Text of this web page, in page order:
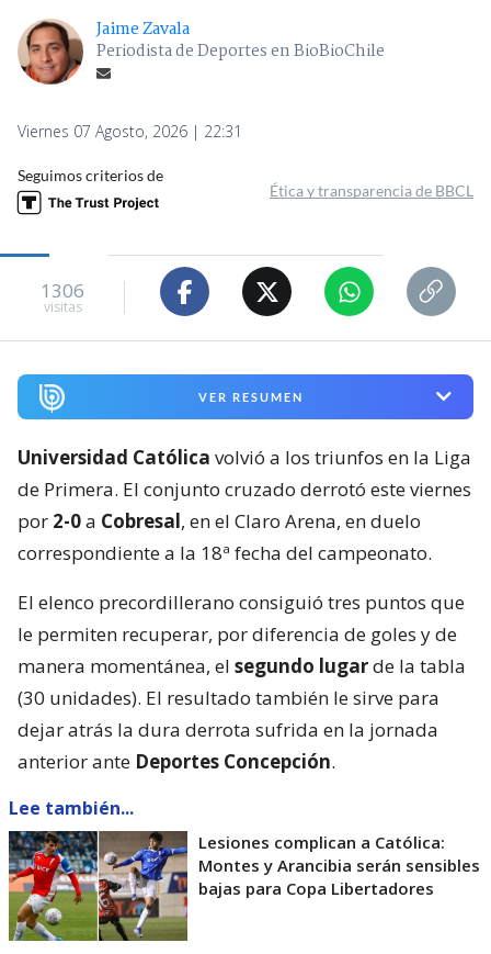
Jaime Zavala
Periodista de Deportes en BioBioChile
Viernes 07 Agosto, 2026 | 22:31
Seguimos criterios de
Ética y transparencia de BBCL
1306
visitas
VER RESUMEN
Universidad Católica volvió a los triunfos en la Liga
de Primera. El conjunto cruzado derrotó este viernes
por 2-0a Cobresal, en el Claro Arena, en duelo
correspondiente a la 18ª fecha del campeonato.
El elenco precordillerano consiguió tres puntos que
le permiten recuperar, por diferencia de goles y de
manera momentánea, el segundo lugarde la tabla
(30 unidades). El resultado también le sirve para
dejar atrás la dura derrota sufrida en la jornada
anterior ante Deportes Concepción.
Lee también...
Lesiones complican a Católica:
Montes y Arancibia serán sensibles
bajas para Copa Libertadores